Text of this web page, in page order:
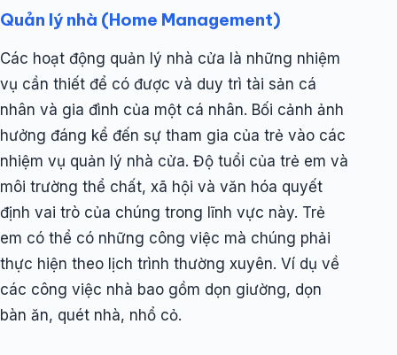
Quản lý nhà (Home Management)
Các hoạt động quản lý nhà cửa là những nhiệm
vụ cần thiết để có được và duy trì tài sản cá
nhân và gia đình của một cá nhân. Bối cảnh ảnh
hưởng đáng kể đến sự tham gia của trẻ vào các
nhiệm vụ quản lý nhà cửa. Độ tuổi của trẻ em và
môi trường thể chất, xã hội và văn hóa quyết
định vai trò của chúng trong lĩnh vực này. Trẻ
em có thể có những công việc mà chúng phải
thực hiện theo lịch trình thường xuyên. Ví dụ về
các công việc nhà bao gồm dọn giường, dọn
bàn ăn, quét nhà, nhổ cỏ.